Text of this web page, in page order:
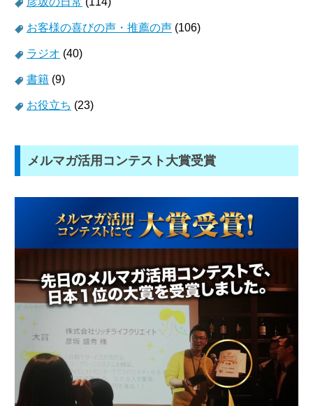
お客様の喜びの声・推薦の声 (106)
ラジオ (40)
書籍 (9)
お役立ち (23)
メルマガ活用コンテスト大賞受賞